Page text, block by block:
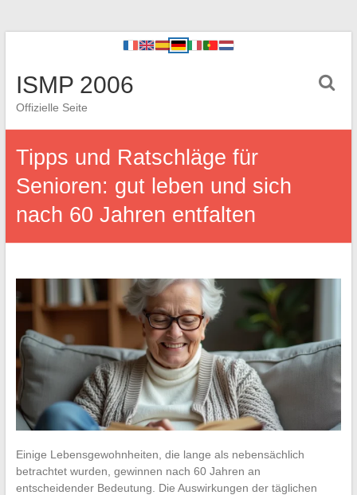
ISMP 2006
Offizielle Seite
Tipps und Ratschläge für
Senioren: gut leben und sich
nach 60 Jahren entfalten
Einige Lebensgewohnheiten, die lange als nebensächlich
betrachtet wurden, gewinnen nach 60 Jahren an
entscheidender Bedeutung. Die Auswirkungen der täglichen